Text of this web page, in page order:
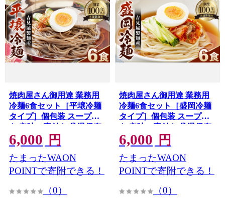
焼肉屋さん御用達 業務用
冷麺6食セット［平壌冷麺
タイプ］個包装 スープ付
き 辛味の素付き 常温保存3
ヶ月 ／ 冷麺セット 6食 個
包装 手軽 時短 簡単調理 セ
ット 大容量 夏 自宅 ランチ
昼ごはん 冷やし麺 定番 麺
6,000 円
たまったWAON
POINTで寄附できる！
（0）
焼肉屋さん御用達 業務用
冷麺6食セット［盛岡冷麺
タイプ］個包装 スープ付
き 辛味の素付き 常温保存3
ヶ月 ／ 冷麺セット 6食 個
包装 手軽 時短 簡単調理 セ
ット 大容量 夏 自宅 ランチ
昼ごはん 冷やし麺 定番 麺
6,000 円
たまったWAON
POINTで寄附できる！
（0）